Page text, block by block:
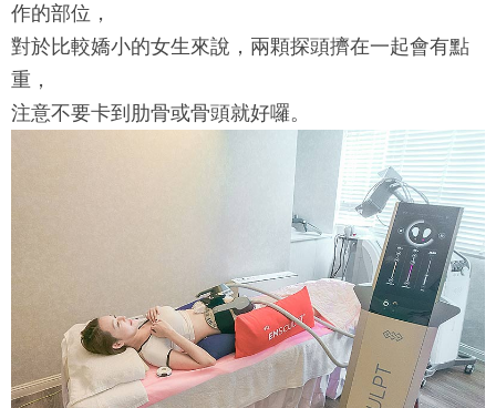
作的部位，
對於比較嬌小的女生來說，兩顆探頭擠在一起會有點
重，
注意不要卡到肋骨或骨頭就好囉。